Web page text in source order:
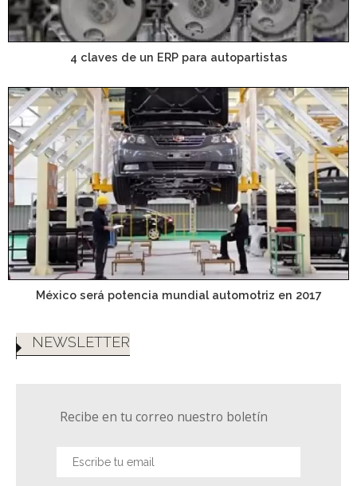
4 claves de un ERP para autopartistas
México será potencia mundial automotriz en 2017
NEWSLETTER
Recibe en tu correo nuestro boletín